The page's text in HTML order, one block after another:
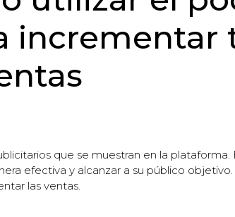
incrementar
que se muestran en la
efectiva y alcanzar a su público
las ventas.